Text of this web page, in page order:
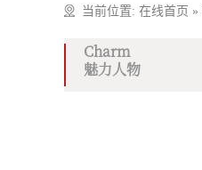
当前位置: 在线首页 »
Charm
魅力人物